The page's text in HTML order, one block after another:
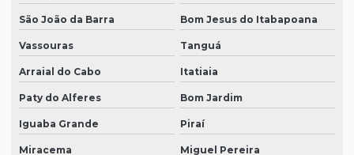
Contabilidade para médicos e dentistas
Contabilidade para médicos e profissionais da saúde
Contabilidade para operadoras de plano de saúde
Empresa de auditoria contábil
Empresas de auditoria contábil em sp
São João da Barra Bom Jesus do Itabapoana
Vassouras Tanguá
Arraial do Cabo Itatiaia
Paty do Alferes Bom Jardim
Iguaba Grande Piraí
Miracema Miguel Pereira